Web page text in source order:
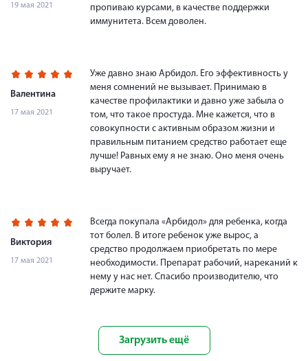
19 мая 2021
пропиваю курсами, в качестве поддержки
иммунитета. Всем доволен.
Валентина
17 мая 2021
Уже давно знаю Арбидол. Его эффективность у
меня сомнений не вызывает. Принимаю в
качестве профилактики и давно уже забыла о
том, что такое простуда. Мне кажется, что в
совокупности с активным образом жизни и
правильным питанием средство работает еще
лучше! Равных ему я не знаю. Оно меня очень
выручает.
Виктория
17 мая 2021
Всегда покупала «Арбидол» для ребенка, когда
тот болел. В итоге ребенок уже вырос, а
средство продолжаем приобретать по мере
необходимости. Препарат рабочий, нареканий к
нему у нас нет. Спасибо производителю, что
держите марку.
Загрузить ещё